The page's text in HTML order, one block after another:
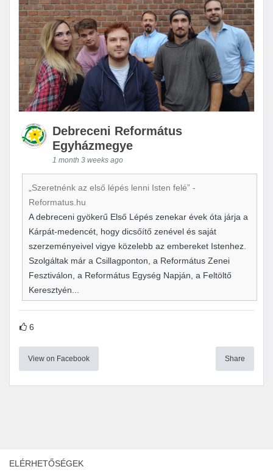
Debreceni Református
Egyházmegye
1 month 3 weeks ago
„Szeretnénk az első lépés lenni Isten felé” -
Reformatus.hu
A debreceni gyökerű Első Lépés zenekar évek óta járja a
Kárpát-medencét, hogy dicsőítő zenével és saját
szerzeményeivel vigye közelebb az embereket Istenhez.
Szolgáltak már a Csillagponton, a Református Zenei
Fesztiválon, a Református Egység Napján, a Feltöltő
Keresztyén...
6
View on Facebook Share
ELÉRHETŐSÉGEK